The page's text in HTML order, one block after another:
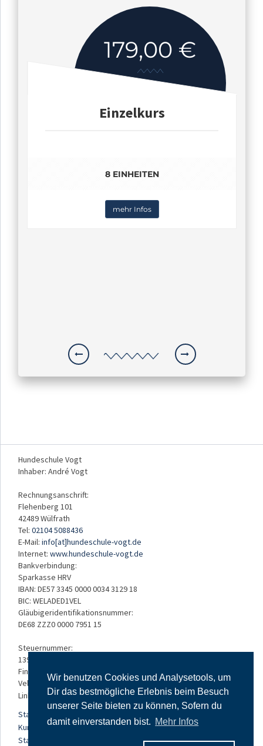
Wir benutzen Cookies und Analysetools, um
Dir das bestmögliche Erlebnis beim Besuch
unserer Seite bieten zu können, Sofern du
damit einverstanden bist. Mehr Infos
179,00 €
Einzelkurs
8 EINHEITEN
mehr Infos
Hundeschule Vogt
Inhaber: André Vogt
Rechnungsanschrift:
Flehenberg 101
42489 Wülfrath
Tel: 02104 5088436
E-Mail: info[at]hundeschule-vogt.de
Internet: www.hundeschule-vogt.de
Bankverbindung:
Sparkasse HRV
IBAN: DE57 3345 0000 0034 3129 18
BIC: WELADED1VEL
Gläubigeridentifikationsnummer:
DE68 ZZZ0 0000 7951 15
Steuernummer:
139/5234/3050
Finanzamt:
Velbert
Links:
Startseite
Kursangebot
Standorte